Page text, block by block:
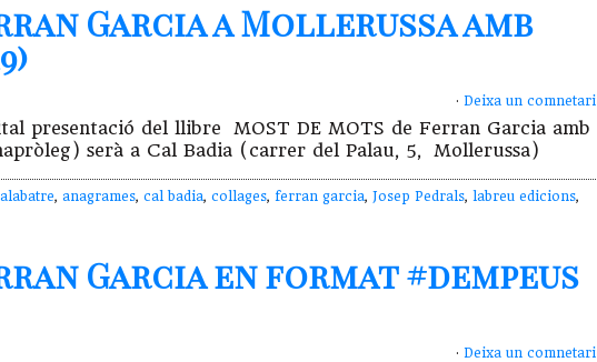
Garcia a Mollerussa amb
· Deixa un comnetari
presentació del llibre MOST DE MOTS de Ferran Garcia amb
serà a Cal Badia (carrer del Palau, 5, Mollerussa)
alabatre, anagrames, cal badia, collages, ferran garcia, Josep Pedrals, labreu edicions,
Garcia en format #dempeus
· Deixa un comnetari